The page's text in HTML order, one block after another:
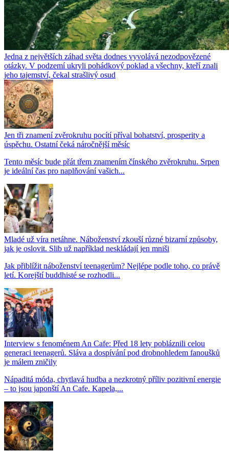
Jedna z největších záhad světa dodnes vyvolává nezodpovězené
otázky. V podzemí ukryli pohádkový poklad a všechny, kteří znali
jeho tajemství, čekal strašlivý osud
Jen tři znamení zvěrokruhu pocítí příval bohatství, prosperity a
úspěchu. Ostatní čeká náročnější měsíc
Tento měsíc bude přát třem znamením čínského zvěrokruhu. Srpen
je ideální čas pro naplňování vašich...
Mladé už víra netáhne. Náboženství zkouší různé bizarní způsoby,
jak je oslovit. Slib už například neskládají jen mniši
Jak přiblížit náboženství teenagerům? Nejlépe podle toho, co právě
letí. Korejští buddhisté se rozhodli...
Interview s fenoménem An Cafe: Před 18 lety pobláznili celou
generaci teenagerů. Sláva a dospívání pod drobnohledem fanoušků
je málem zničily
Nápaditá móda, chytlavá hudba a nezkrotný příliv pozitivní energie
– to jsou japonští An Cafe. Kapela,...